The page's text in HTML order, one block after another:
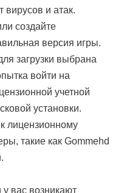
вирусов и атак.
создайте
версия игры.
загрузки выбрана
войти на
учетной
установки.
лицензионному
такие как Gommehd
у вас возникают